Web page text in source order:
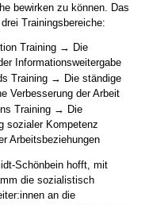
bewirken zu können. Das
Trainingsbereiche:
Training → Die
Informationsweitergabe
Training → Die ständige
Verbesserung der Arbeit
Training → Die
sozialer Kompetenz
Arbeitsbeziehungen
Schönbein hofft, mit
die sozialistisch
an die